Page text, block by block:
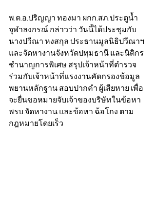
พ.ต.อ.ปริญญา ทองมา ผกก.สภ.ประตูน้ำ
จุฬาลงกรณ์ กล่าวว่า วันนี้ได้ประชุมกับ
นางปวีณา หงสกุล ประธานมูลนิธิปวีณาฯ
และจัดหางานจังหวัดปทุมธานี และนิติกร
ชำนาญการพิเศษ สรุปเจ้าหน้าที่ตำรวจ
ร่วมกับเจ้าหน้าที่แรงงานคัดกรองข้อมูล
พยานหลักฐาน สอบปากคำ ผู้เสียหาย เพื่อ
จะยื่นขอหมายจับเจ้าของบริษัทในข้อหา
พรบ.จัดหางาน และข้อหา ฉ้อโกง ตาม
กฎหมายโดยเร็ว